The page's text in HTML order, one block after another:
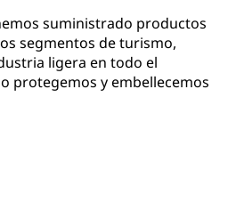
suministrado productos
segmentos de turismo,
ligera en todo el
protegemos y embellecemos